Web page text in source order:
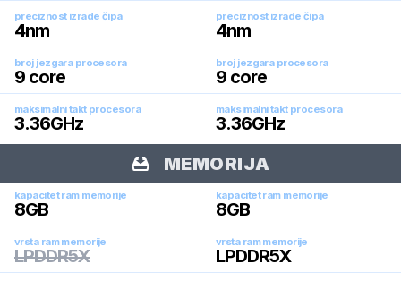
preciznost izrade čipa
4nm
preciznost izrade čipa
4nm
broj jezgara procesora
9 core
broj jezgara procesora
9 core
maksimalni takt procesora
3.36GHz
maksimalni takt procesora
3.36GHz
MEMORIJA
kapacitet ram memorije
8GB
kapacitet ram memorije
8GB
vrsta ram memorije
LPDDR5X
vrsta ram memorije
LPDDR5X